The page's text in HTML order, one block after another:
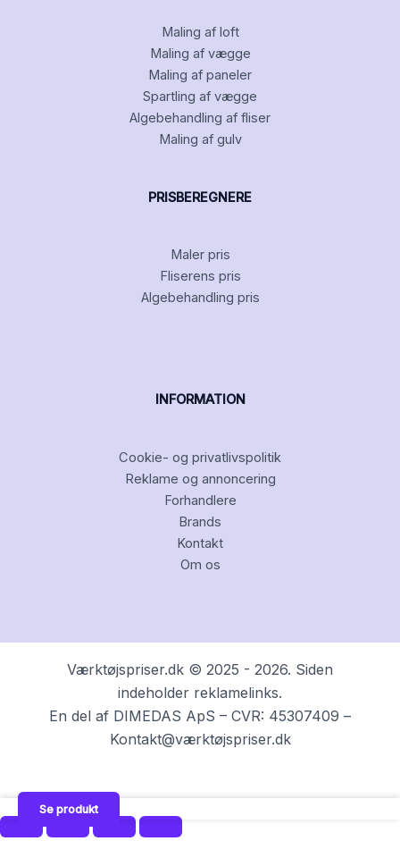
Maling af loft
Maling af vægge
Maling af paneler
Spartling af vægge
Algebehandling af fliser
Maling af gulv
PRISBEREGNERE
Maler pris
Fliserens pris
Algebehandling pris
INFORMATION
Cookie- og privatlivspolitik
Reklame og annoncering
Forhandlere
Brands
Kontakt
Om os
Værktøjspriser.dk © 2025 - 2026. Siden
indeholder reklamelinks.
En del af DIMEDAS ApS – CVR: 45307409 –
Kontakt@værktøjspriser.dk
Se produkt